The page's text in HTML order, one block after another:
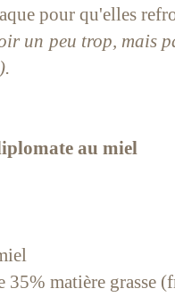
pour qu'elles
un peu trop, mais
au miel
35% matière grasse